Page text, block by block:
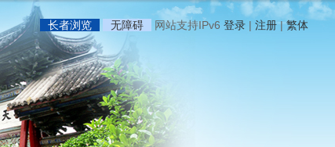
长者浏览 无障碍 网站支持IPv6 登录 | 注册|繁体